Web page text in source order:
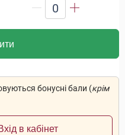
0
бонусні бали (крім
в кабінет